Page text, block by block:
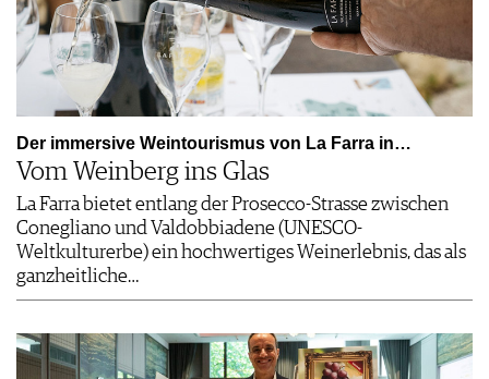
Der immersive Weintourismus von La Farra in…
Vom Weinberg ins Glas
La Farra bietet entlang der Prosecco-Strasse zwischen
Conegliano und Valdobbiadene (UNESCO-
Weltkulturerbe) ein hochwertiges Weinerlebnis, das als
ganzheitliche…